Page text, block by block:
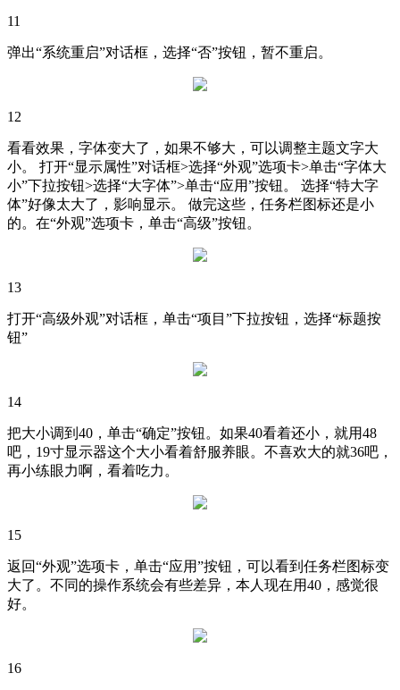
11
弹出“系统重启”对话框，选择“否”按钮，暂不重启。
12
看看效果，字体变大了，如果不够大，可以调整主题文字大
小。 打开“显示属性”对话框>选择“外观”选项卡>单击“字体大
小”下拉按钮>选择“大字体”>单击“应用”按钮。 选择“特大字
体”好像太大了，影响显示。 做完这些，任务栏图标还是小
的。在“外观”选项卡，单击“高级”按钮。
13
打开“高级外观”对话框，单击“项目”下拉按钮，选择“标题按
钮”
14
把大小调到40，单击“确定”按钮。如果40看着还小，就用48
吧，19寸显示器这个大小看着舒服养眼。不喜欢大的就36吧，
再小练眼力啊，看着吃力。
15
返回“外观”选项卡，单击“应用”按钮，可以看到任务栏图标变
大了。不同的操作系统会有些差异，本人现在用40，感觉很
好。
16